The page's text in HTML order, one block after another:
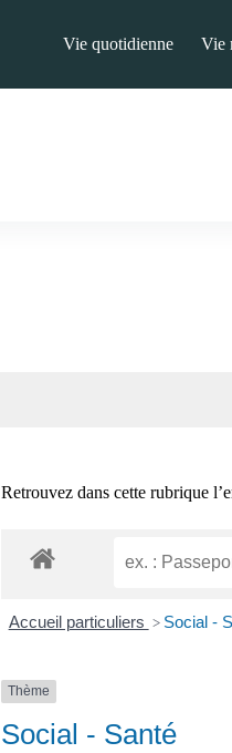
Vie quotidienne Vie
Retrouvez dans cette rubrique
Accueil particuliers > Social -
Thème
Social - Santé